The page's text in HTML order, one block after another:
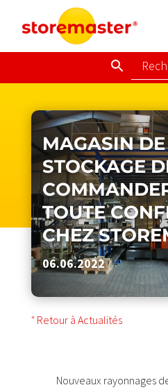
MAGASIN DE
STOCKAGE
TOUTE
CHEZ
06.06.2022
" Retour à Actualités
Nouveaux rayonnages